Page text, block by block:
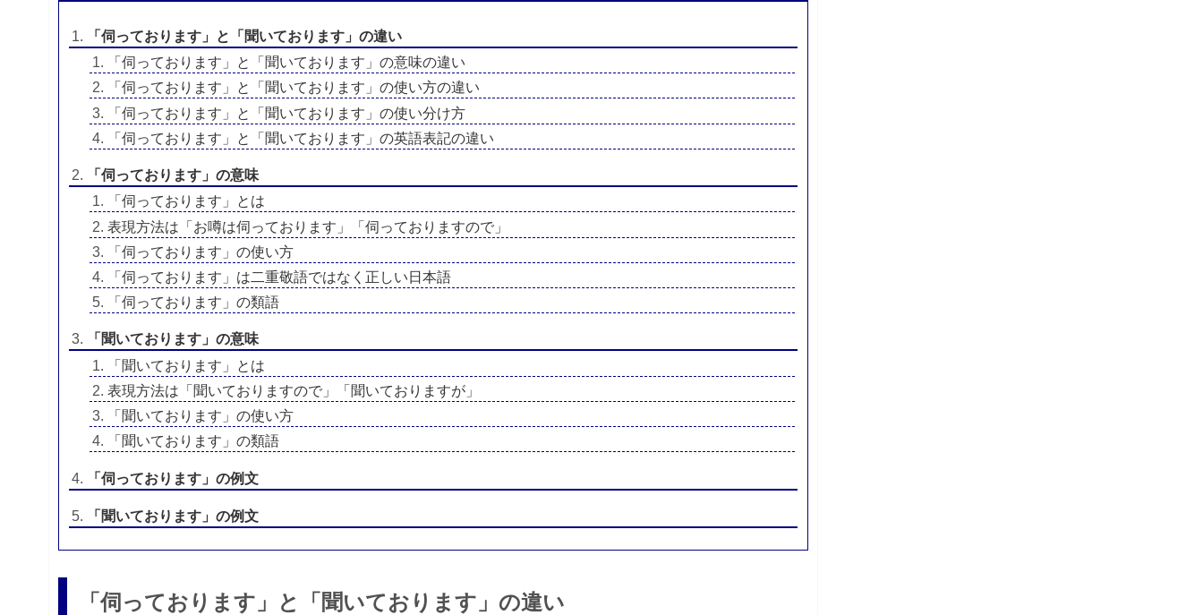
「伺っております」と「聞いております」の違い
「伺っております」と「聞いております」の意味の違い
「伺っております」と「聞いております」の使い方の違い
「伺っております」と「聞いております」の使い分け方
「伺っております」と「聞いております」の英語表記の違い
「伺っております」の意味
「伺っております」とは
表現方法は「お噂は伺っております」「伺っておりますので」
「伺っております」の使い方
「伺っております」は二重敬語ではなく正しい日本語
「伺っております」の類語
「聞いております」の意味
「聞いております」とは
表現方法は「聞いておりますので」「聞いておりますが」
「聞いております」の使い方
「聞いております」の類語
「伺っております」の例文
「聞いております」の例文
「伺っております」と「聞いております」の違い